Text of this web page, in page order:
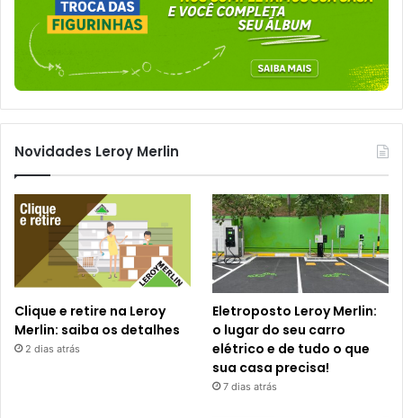
Novidades Leroy Merlin
Clique e retire na Leroy
Merlin: saiba os detalhes
2 dias atrás
Eletroposto Leroy Merlin:
o lugar do seu carro
elétrico e de tudo o que
sua casa precisa!
7 dias atrás